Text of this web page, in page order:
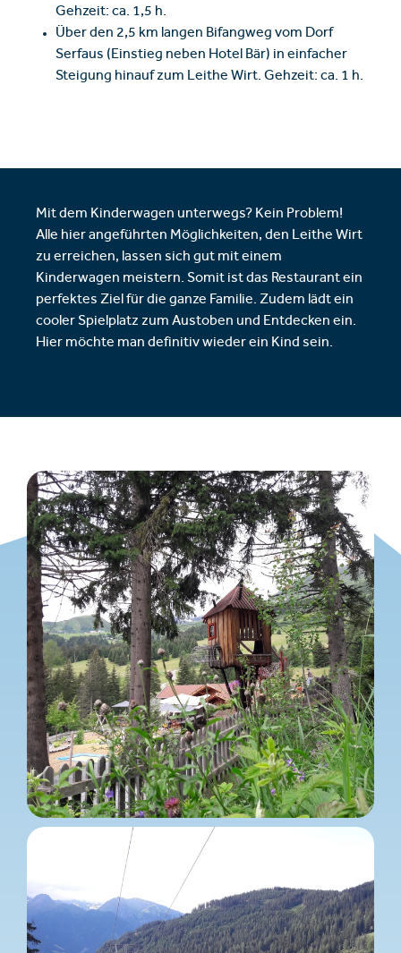
Gehzeit: ca. 1,5 h.
Über den 2,5 km langen Bifangweg vom Dorf
Serfaus (Einstieg neben Hotel Bär) in einfacher
Steigung hinauf zum Leithe Wirt. Gehzeit: ca. 1 h.
Mit dem Kinderwagen unterwegs? Kein Problem!
Alle hier angeführten Möglichkeiten, den Leithe Wirt
zu erreichen, lassen sich gut mit einem
Kinderwagen meistern. Somit ist das Restaurant ein
perfektes Ziel für die ganze Familie. Zudem lädt ein
cooler Spielplatz zum Austoben und Entdecken ein.
Hier möchte man definitiv wieder ein Kind sein.